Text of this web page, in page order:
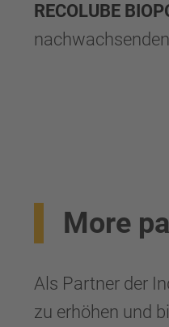
RECOLUBE
More
Als Partner der
zu erhöhen und